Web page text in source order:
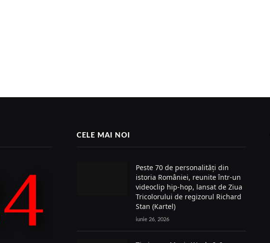
CELE MAI NOI
Peste 70 de personalități din
istoria României, reunite într-un
videoclip hip-hop, lansat de Ziua
Tricolorului de regizorul Richard
Stan (Kartel)
iunie 26, 2026